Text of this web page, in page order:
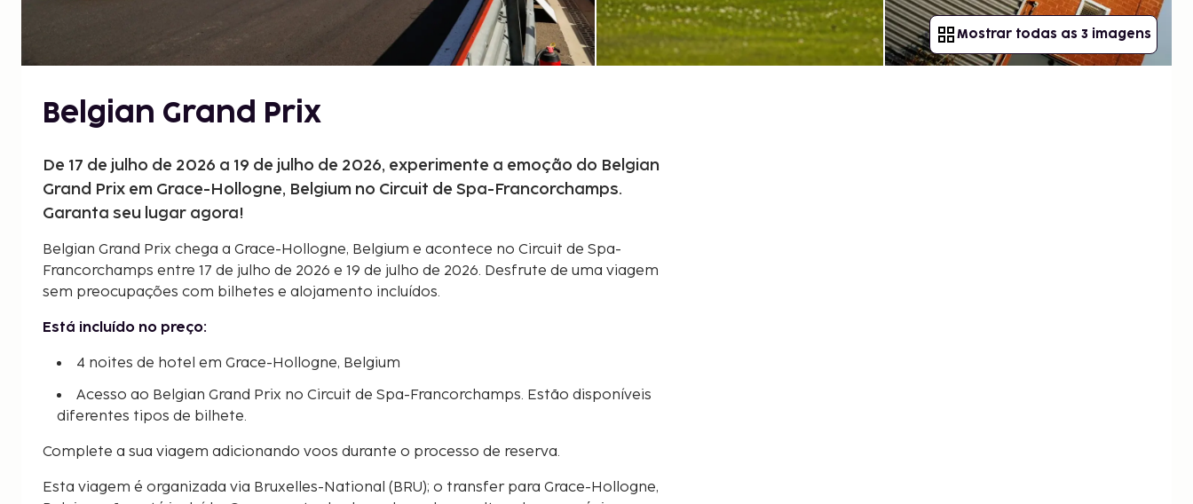
Mostrar todas as 3 imagens
Belgian Grand Prix
De 17 de julho de 2026 a 19 de julho de 2026, experimente a emoção do Belgian
Grand Prix em Grace-Hollogne, Belgium no Circuit de Spa-Francorchamps.
Garanta seu lugar agora!
Belgian Grand Prix chega a Grace-Hollogne, Belgium e acontece no Circuit de Spa-
Francorchamps entre 17 de julho de 2026 e 19 de julho de 2026. Desfrute de uma viagem
sem preocupações com bilhetes e alojamento incluídos.
Está incluído no preço:
4 noites de hotel em Grace-Hollogne, Belgium
Acesso ao Belgian Grand Prix no Circuit de Spa-Francorchamps. Estão disponíveis
diferentes tipos de bilhete.
Complete a sua viagem adicionando voos durante o processo de reserva.
Esta viagem é organizada via Bruxelles-National (BRU); o transfer para Grace-Hollogne,